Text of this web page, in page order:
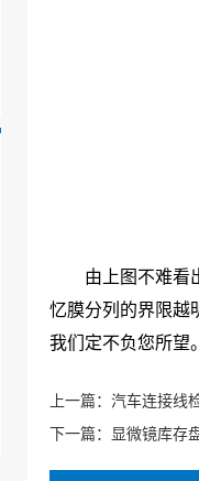
由上图不难看
忆膜分列的界限越
我们定不负您所望。
上一篇： 汽车连接线
下一篇：
显微镜库存